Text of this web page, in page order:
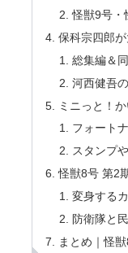
怪獣9号・
保科宗四郎
総集編＆
河西健吾
ミニっと！
フォート
スタンプ
怪獣8号 第2
変身する
防衛隊と
まとめ｜怪